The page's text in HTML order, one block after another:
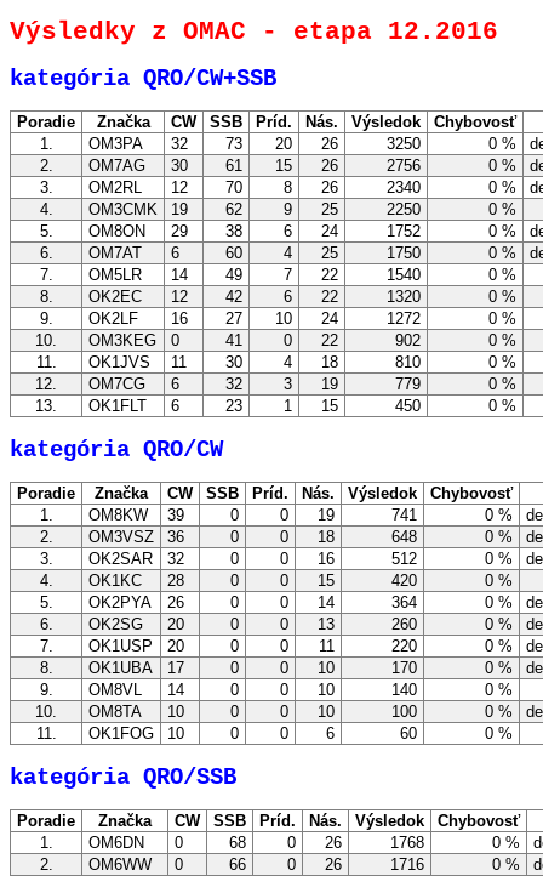
Výsledky z OMAC - etapa 12.2016
kategória QRO/CW+SSB
Poradie Značka CW SSB Príd. Nás. Výsledok
Chybovosť
1.
OM3PA 32 73 20 26 3250 0 %
2.
OM7AG 30 61 15 26 2756 0 %
3.
OM2RL 12 70 8 26 2340 0 %
4.
OM3CMK 19 62 9 25 2250
0 %
5.
OM8ON 29 38 6 24 1752 0 %
6.
OM7AT 6 60 4 25 1750 0 %
7.
OM5LR 14 49 7 22 1540
0 %
8.
OK2EC 12 42 6 22 1320
0 %
9.
OK2LF 16 27 10 24 1272
0 %
10.
OM3KEG 0 41 0 22 902
0 %
11.
OK1JVS 11 30 4 18 810
0 %
12.
OM7CG 6 32 3 19 779
0 %
13.
OK1FLT 6 23 1 15 450 0 %
kategória QRO/CW
Poradie Značka CW SSB Príd. Nás. Výsledok
Chybovosť
1.
OM8KW 39 0 0 19 741 0 %
2.
OM3VSZ 36 0 0 18 648 0 %
3.
OK2SAR 32 0 0 16 512 0 %
4.
OK1KC 28 0 0 15 420
0 %
5.
OK2PYA 26 0 0 14 364 0 %
6.
OK2SG 20 0 0 13 260 0 %
7.
OK1USP 20 0 0 11 220 0 %
8.
OK1UBA 17 0 0 10 170 0 %
9.
OM8VL 14 0 0 10 140
0 %
10.
OM8TA 10 0 0 10 100 0 %
11.
OK1FOG 10 0 0 6 60 0 %
kategória QRO/SSB
Poradie Značka CW SSB Príd. Nás. Výsledok
Chybovosť
1.
OM6DN 0 68 0 26 1768 0 %
2.
OM6WW 0 66 0 26 1716 0 %